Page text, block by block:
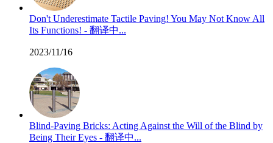
Don't Underestimate Tactile Paving! You May Not Know All
Its Functions! - 翻译中...
2023/11/16
Blind-Paving Bricks: Acting Against the Will of the Blind by
Being Their Eyes - 翻译中...